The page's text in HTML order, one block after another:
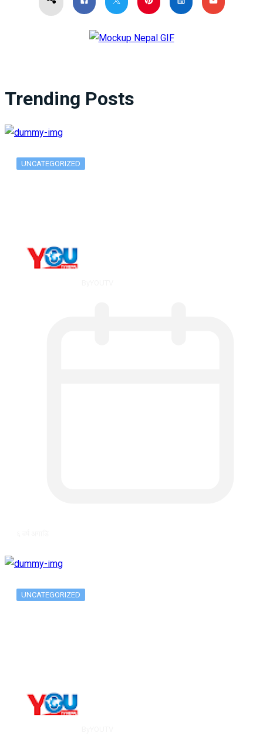
Trending Posts
UNCATEGORIZED
UNCATEGORIZED